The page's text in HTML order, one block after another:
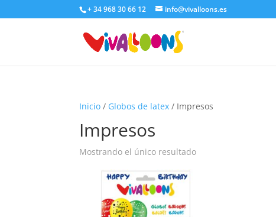
+ 34 968 30 66 12 info@vivalloons.es
Inicio / Globos de latex / Impresos
Impresos
Mostrando el único resultado